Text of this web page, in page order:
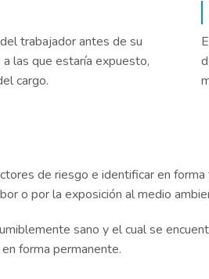
trabajador antes de su
las que estaría expuesto,
cargo.
de riesgo e identificar en
o por la exposición al medio
sano y el cual se
forma permanente.